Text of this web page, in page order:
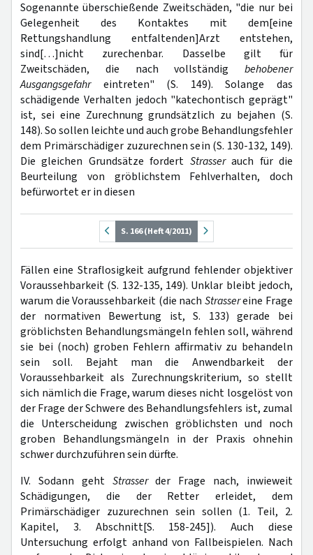
Sogenannte überschießende Zweitschäden, "die nur bei
Gelegenheit des Kontaktes mit dem[eine
Rettungshandlung entfaltenden]Arzt entstehen,
sind[…]nicht zurechenbar. Dasselbe gilt für
Zweitschäden, die nach vollständig behobener
Ausgangsgefahreintreten" (S. 149). Solange das
schädigende Verhalten jedoch "katechontisch geprägt"
ist, sei eine Zurechnung grundsätzlich zu bejahen (S.
148). So sollen leichte und auch grobe Behandlungsfehler
dem Primärschädiger zuzurechnen sein (S. 130-132, 149).
Die gleichen Grundsätze fordert Strasserauch für die
Beurteilung von gröblichstem Fehlverhalten, doch
befürwortet er in diesen
S. 166 (Heft 4/2011)
Fällen eine Straflosigkeit aufgrund fehlender objektiver
Voraussehbarkeit (S. 132-135, 149). Unklar bleibt jedoch,
warum die Voraussehbarkeit (die nach Strassereine Frage
der normativen Bewertung ist, S. 133) gerade bei
gröblichsten Behandlungsmängeln fehlen soll, während
sie bei (noch) groben Fehlern affirmativ zu behandeln
sein soll. Bejaht man die Anwendbarkeit der
Voraussehbarkeit als Zurechnungskriterium, so stellt
sich nämlich die Frage, warum dieses nicht losgelöst von
der Frage der Schwere des Behandlungsfehlers ist, zumal
die Unterscheidung zwischen gröblichsten und noch
groben Behandlungsmängeln in der Praxis ohnehin
schwer durchzuführen sein dürfte.
IV. Sodann geht Strasserder Frage nach, inwieweit
Schädigungen, die der Retter erleidet, dem
Primärschädiger zuzurechnen sein sollen (1. Teil, 2.
Kapitel, 3. Abschnitt[S. 158-245]). Auch diese
Untersuchung erfolgt anhand von Fallbeispielen. Nach